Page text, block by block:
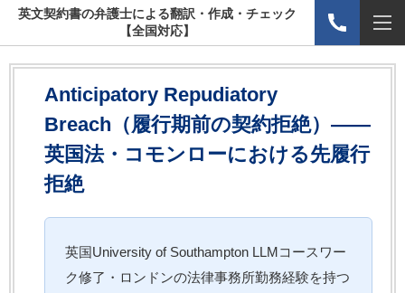
英文契約書の弁護士による翻訳・作成・チェック
【全国対応】
Anticipatory Repudiatory
Breach（履行期前の契約拒絶）——
英国法・コモンローにおける先履行
拒絶
英国University of Southampton LLMコースワー
ク修了・ロンドンの法律事務所勤務経験を持つ